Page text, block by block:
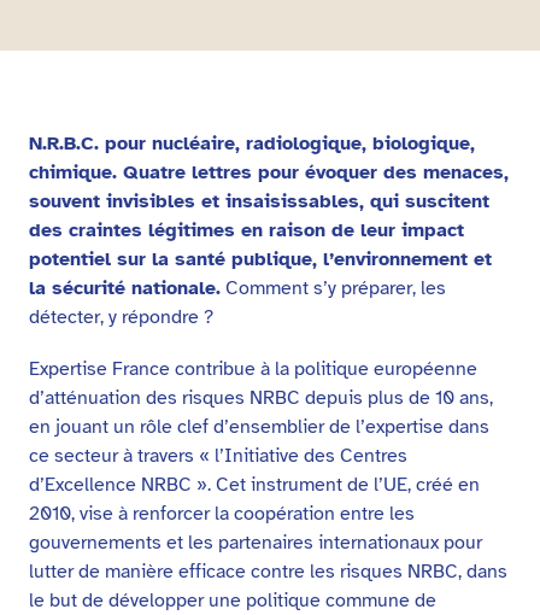
N.R.B.C. pour nucléaire, radiologique, biologique,
chimique. Quatre lettres pour évoquer des menaces,
souvent invisibles et insaisissables, qui suscitent
des craintes légitimes en raison de leur impact
potentiel sur la santé publique, l’environnement et
la sécurité nationale. Comment s’y préparer, les
détecter, y répondre ?
Expertise France contribue à la politique européenne
d’atténuation des risques NRBC depuis plus de 10 ans,
en jouant un rôle clef d’ensemblier de l’expertise dans
ce secteur à travers « l’Initiative des Centres
d’Excellence NRBC ». Cet instrument de l’UE, créé en
2010, vise à renforcer la coopération entre les
gouvernements et les partenaires internationaux pour
lutter de manière efficace contre les risques NRBC, dans
le but de développer une politique commune de